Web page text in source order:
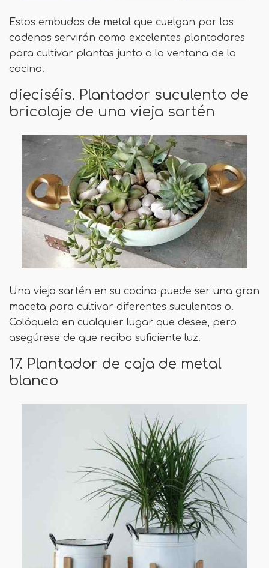
Estos embudos de metal que cuelgan por las
cadenas servirán como excelentes plantadores
para cultivar plantas junto a la ventana de la
cocina.
dieciséis. Plantador suculento de
bricolaje de una vieja sartén
Una vieja sartén en su cocina puede ser una gran
maceta para cultivar diferentes suculentas o.
Colóquelo en cualquier lugar que desee, pero
asegúrese de que reciba suficiente luz.
17. Plantador de caja de metal
blanco